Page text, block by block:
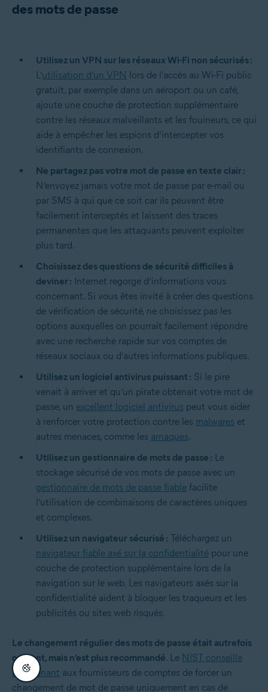
des mots de passe
Utilisez un VPN sur les réseaux Wi-Fi non sécurisés :
L’utilisation d’un VPN lors de l’accès au Wi-Fi public
gratuit, par exemple dans un aéroport ou un café,
ajoute une couche de protection supplémentaire
contre les réseaux malveillants et les fouineurs, ce qui
aide à empêcher les espions d’intercepter vos
identifiants de connexion.
Ne partagez pas votre mot de passe en texte clair :
N’envoyez jamais votre mot de passe par e-mail ou
par SMS à qui que ce soit car ils peuvent être
facilement interceptés et laissent des traces
permanentes que les attaquants peuvent exploiter
plus tard.
Choisissez des questions de sécurité difficiles à
deviner : Internet regorge d’informations vous
concernant. Si vous êtes invité à créer des questions
de vérification de sécurité, ne choisissez pas les
options auxquelles on pourrait facilement répondre
avec une recherche rapide sur vos comptes de
réseaux sociaux ou d’autres informations publiques.
Utilisez un logiciel antivirus puissant : Si le pire
venait à arriver et qu’un pirate obtenait votre mot de
passe, un excellent logiciel antivirus peut vous aider
à renforcer votre protection contre les malwares et
autres menaces, comme les arnaques.
Utilisez un gestionnaire de mots de passe : Le
stockage sécurisé de vos mots de passe avec un
gestionnaire de mots de passe fiable facilite
l’utilisation de combinaisons de caractères uniques
et complexes.
Utilisez un navigateur sécurisé : Téléchargez un
navigateur fiable axé sur la confidentialité pour une
couche de protection supplémentaire lors de la
navigation sur le web. Les navigateurs axés sur la
confidentialité aident à bloquer les traqueurs et les
publicités ou sites web risqués.
Le changement régulier des mots de passe était autrefois
courant, mais n’est plus recommandé. Le NIST conseille
maintenant aux fournisseurs de comptes de forcer un
changement de mot de passe uniquement en cas de